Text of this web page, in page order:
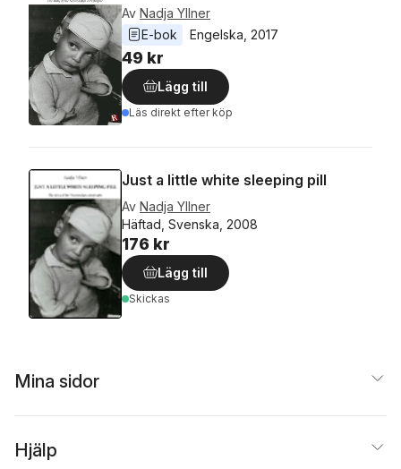
Av Nadja Yllner
E-bok
Engelska 2017
49 kr
Lägg till
Läs direkt efter köp
Just a little white sleeping pill
Av Nadja Yllner
Häftad, Svenska, 2008
176 kr
Lägg till
Skickas
Mina sidor
Hjälp